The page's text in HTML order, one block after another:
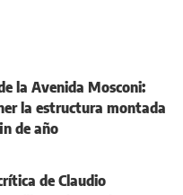
la Avenida Mosconi:
la estructura montada
de año
de Claudio